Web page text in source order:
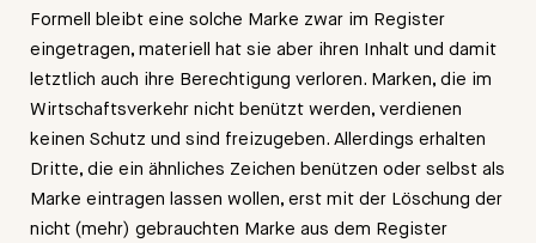
Formell bleibt eine solche Marke zwar im Register
eingetragen, materiell hat sie aber ihren Inhalt und damit
letztlich auch ihre Berechtigung verloren. Marken, die im
Wirtschaftsverkehr nicht benützt werden, verdienen
keinen Schutz und sind freizugeben. Allerdings erhalten
Dritte, die ein ähnliches Zeichen benützen oder selbst als
Marke eintragen lassen wollen, erst mit der Löschung der
nicht (mehr) gebrauchten Marke aus dem Register